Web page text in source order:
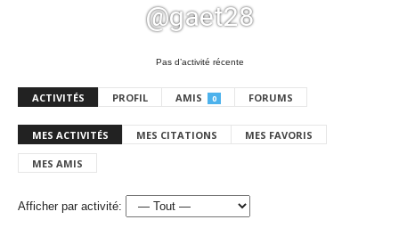
@gaet28
Pas d’activité récente
ACTIVITÉS PROFIL AMIS 0 FORUMS
MES ACTIVITÉS MES CITATIONS MES FAVORIS
MES AMIS
Afficher par activité: